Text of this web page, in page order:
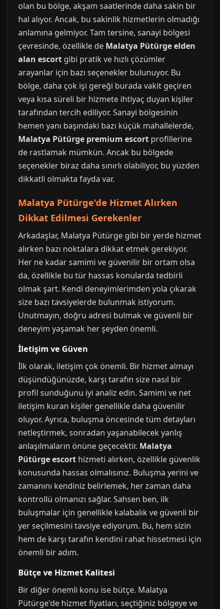
olan bu bölge, akşam saatlerinde daha sakin bir
hal alıyor. Ancak, bu sakinlik hizmetlerin olmadığı
anlamına gelmiyor. Tam tersine, sanayi bölgesi
çevresinde, özellikle de Malatya Pütürge elden
alan escort gibi pratik ve hızlı çözümler
arayanlar için bazı seçenekler bulunuyor. Bu
bölge, daha çok işi gereği burada vakit geçiren
veya kısa süreli bir hizmete ihtiyaç duyan kişiler
tarafından tercih ediliyor. Sanayi bölgesinin
hemen yanı başındaki bazı küçük mahallelerde,
Malatya Pütürge premium escort profillerine
de rastlamak mümkün. Ancak bu bölgede
seçenekler biraz daha sınırlı olabiliyor, bu yüzden
dikkatli olmakta fayda var.
Malatya Pütürge'de Hizmet Alırken
Dikkat Edilmesi Gerekenler
Arkadaşlar, Malatya Pütürge gibi bir yerde hizmet
alırken bazı noktalara dikkat etmek gerekiyor.
Her ne kadar samimi ve güvenilir bir ortam olsa
da, özellikle bu tür hassas konularda tedbirli
olmak şart. Kendi deneyimlerimden yola çıkarak
size bazı tavsiyelerde bulunmak istiyorum.
Unutmayın, doğru adresi bulmak ve güvenli bir
deneyim yaşamak her şeyden önemli.
İletişim ve Güven
İlk olarak, iletişim çok önemli. Bir hizmet almayı
düşündüğünüzde, karşı tarafın size nasıl bir
profil sunduğunu iyi analiz edin. Samimi ve net
iletişim kuran kişiler genellikle daha güvenilir
oluyor. Ayrıca, buluşma öncesinde tüm detayları
netleştirmek, sonradan yaşanabilecek yanlış
anlaşılmaların önüne geçecektir. Malatya
Pütürge escort hizmeti alırken, özellikle güvenlik
konusunda hassas olmalısınız. Buluşma yerini ve
zamanını kendiniz belirlemek, her zaman daha
kontrollü olmanızı sağlar. Sahsen ben, ilk
buluşmalar için genellikle kalabalık ve güvenli bir
yer seçilmesini tavsiye ediyorum. Bu, hem sizin
hem de karşı tarafın kendini rahat hissetmesi için
önemli bir adım.
Bütçe ve Hizmet Kalitesi
Bir diğer önemli konu ise bütçe. Malatya
Pütürge'de hizmet fiyatları, seçtiğiniz bölgeye ve